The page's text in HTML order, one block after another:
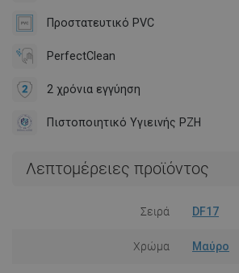
Προστατευτικό PVC
PerfectClean
2 χρόνια εγγύηση
Πιστοποιητικό Υγιεινής PZH
Λεπτομέρειες προϊόντος
Σειρά DF17
Χρώμα Μαύρο